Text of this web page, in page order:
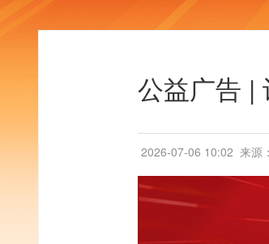
公益广告 |
2026-07-06 10:02 来源